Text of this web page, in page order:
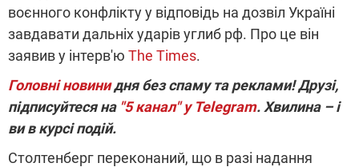
воєнного конфлікту у відповідь на дозвіл Україні
завдавати дальніх ударів углиб рф. Про це він
заявив у інтерв'ю The Times.
Головні новинидня без спаму та реклами! Друзі,
підписуйтеся на "5 канал" у Telegram. Хвилина – і
ви в курсі подій.
Столтенберг переконаний, що в разі надання